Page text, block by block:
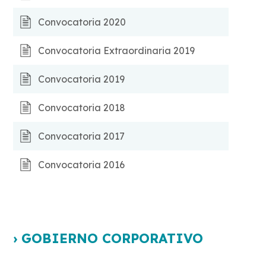
Convocatoria 2020
Convocatoria Extraordinaria 2019
Convocatoria 2019
Convocatoria 2018
Convocatoria 2017
Convocatoria 2016
› GOBIERNO CORPORATIVO